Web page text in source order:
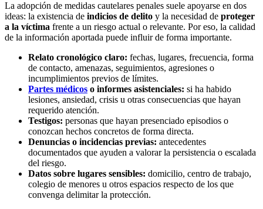
La adopción de medidas cautelares penales suele apoyarse en dos
ideas: la existencia de indicios de delito y la necesidad de proteger
a la víctima frente a un riesgo actual o relevante. Por eso, la calidad
de la información aportada puede influir de forma importante.
Relato cronológico claro: fechas, lugares, frecuencia, forma
de contacto, amenazas, seguimientos, agresiones o
incumplimientos previos de límites.
Partes médicos o informes asistenciales: si ha habido
lesiones, ansiedad, crisis u otras consecuencias que hayan
requerido atención.
Testigos: personas que hayan presenciado episodios o
conozcan hechos concretos de forma directa.
Denuncias o incidencias previas: antecedentes
documentados que ayuden a valorar la persistencia o escalada
del riesgo.
Datos sobre lugares sensibles: domicilio, centro de trabajo,
colegio de menores u otros espacios respecto de los que
convenga delimitar la protección.